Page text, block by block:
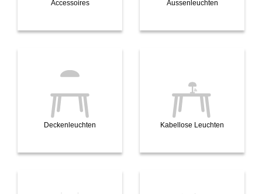
Accessoires Aussenleuchten
Deckenleuchten Kabellose Leuchten